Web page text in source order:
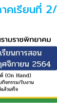
คเรียนที่